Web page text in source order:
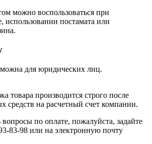
можно воспользоваться при
использовании постамата или
для юридических лиц.
товара производится строго после
средств на расчетный счет компании.
по оплате, пожалуйста, задайте
83-98 или на электронную почту